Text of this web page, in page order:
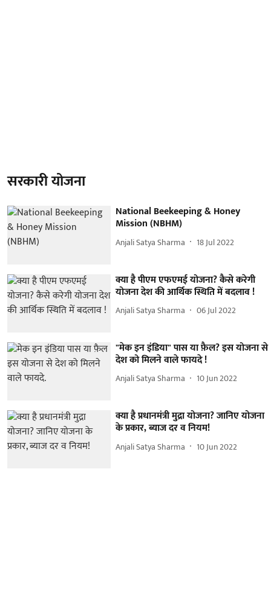
सरकारी योजना
National Beekeeping & Honey
Mission (NBHM)
Anjali Satya Sharma 18 Jul 2022
क्या है पीएम एफएमई योजना? कैसे करेगी
योजना देश की आर्थिक स्थिति में बदलाव !
Anjali Satya Sharma 06 Jul 2022
"मेक इन इंडिया" पास या फ़ैल? इस योजना से
देश को मिलने वाले फायदे !
Anjali Satya Sharma 10 Jun 2022
क्या है प्रधानमंत्री मुद्रा योजना? जानिए योजना
के प्रकार, ब्याज दर व नियम!
Anjali Satya Sharma 10 Jun 2022